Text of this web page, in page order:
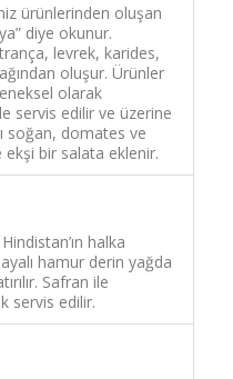
ürünlerinden oluşan
diye okunur.
levrek, karides,
oluşur. Ürünler
olarak
servis edilir ve üzerine
soğan, domates ve
ekşi bir salata eklenir.
halka
hamur derin yağda
Safran ile
servis edilir.